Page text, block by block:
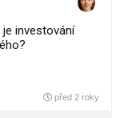
je investování
před 2 roky